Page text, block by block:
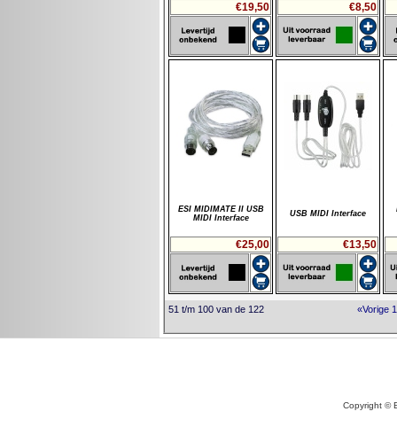
€19,50 €8,50
ESI MIDIMATE II USB
MIDI Interface
€25,00
USB MIDI Interface
€13,50
51 t/m 100 van de 122 «Vorige
Copyright ©